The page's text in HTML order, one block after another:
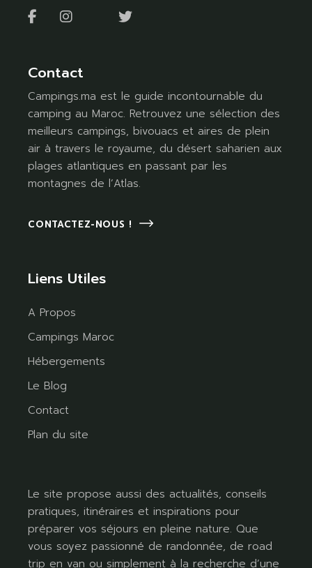
Contact
Campings.ma est le guide incontournable du
camping au Maroc. Retrouvez une sélection des
meilleurs campings, bivouacs et aires de plein
air à travers le royaume, du désert saharien aux
plages atlantiques en passant par les
montagnes de l’Atlas.
CONTACTEZ-NOUS !
Liens Utiles
A Propos
Campings Maroc
Hébergements
Le Blog
Contact
Plan du site
Le site propose aussi des actualités, conseils
pratiques, itinéraires et inspirations pour
préparer vos séjours en pleine nature. Que
vous soyez passionné de randonnée, de road
trip en van ou simplement à la recherche d’une